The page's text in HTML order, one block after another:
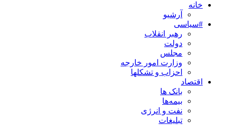
خانه
آرشیو
#سیاسی
رهبر انقلاب
دولت
مجلس
وزارت امور خارجه
احزاب و تشکلها
اقتصاد
بانک ها
بیمه‌ها
نفت و انرژی
تبلیغات